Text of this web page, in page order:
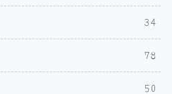
34
78
50